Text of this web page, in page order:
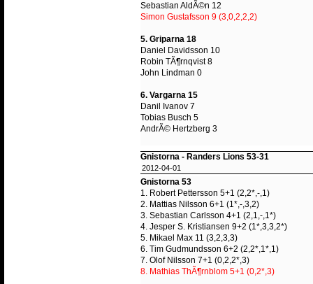
Sebastian AldÃ©n 12
Simon Gustafsson 9 (3,0,2,2,2)
5. Griparna 18
Daniel Davidsson 10
Robin TÃ¶rnqvist 8
John Lindman 0
6. Vargarna 15
Danil Ivanov 7
Tobias Busch 5
AndrÃ© Hertzberg 3
Gnistorna - Randers Lions 53-31
2012-04-01
Gnistorna 53
1. Robert Pettersson 5+1 (2,2*,-,1)
2. Mattias Nilsson 6+1 (1*,-,3,2)
3. Sebastian Carlsson 4+1 (2,1,-,1*)
4. Jesper S. Kristiansen 9+2 (1*,3,3,2*)
5. Mikael Max 11 (3,2,3,3)
6. Tim Gudmundsson 6+2 (2,2*,1*,1)
7. Olof Nilsson 7+1 (0,2,2*,3)
8. Mathias ThÃ¶rnblom 5+1 (0,2*,3)